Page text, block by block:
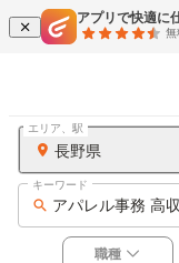
アプリで快適に
無
長野県
エリア、駅
アパレル事務 高
キーワード
職種